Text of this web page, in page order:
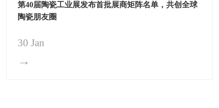
第40届陶瓷工业展发布首批展商矩阵名单，共创全球
陶瓷朋友圈
30 Jan
→